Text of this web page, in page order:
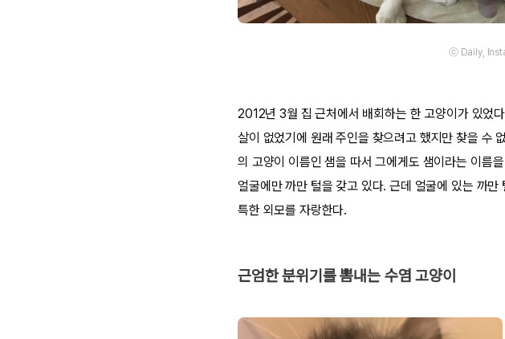
ⓒ Daily,
2012년 3월 집 근처에서 배회하는 한 고양이가 있었
살이 없었기에 원래 주인을 찾으려고 했지만 찾을 수
의 고양이 이름인 샘을 따서 그에게도 샘이라는 이름
얼굴에만 까만 털을 갖고 있다. 근데 얼굴에 있는 까
특한 외모를 자랑한다.
근엄한 분위기를 뽐내는 수염 고양이